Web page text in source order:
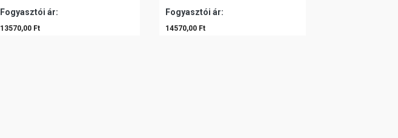
Fogyasztói ár:
13570,00 Ft
Fogyasztói ár:
14570,00 Ft